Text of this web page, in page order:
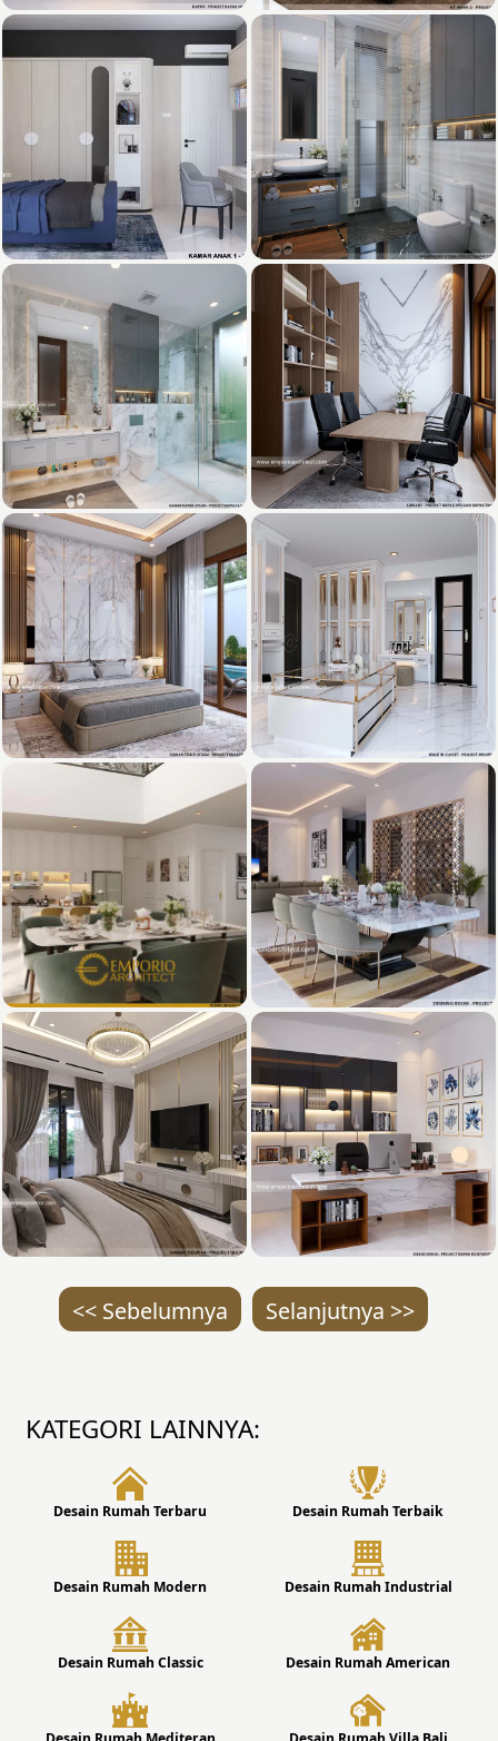
<< Sebelumnya Selanjutnya >>
KATEGORI LAINNYA:
Desain Rumah Terbaru Desain Rumah Terbaik
Desain Rumah Modern Desain Rumah Industrial
Desain Rumah Classic Desain Rumah American